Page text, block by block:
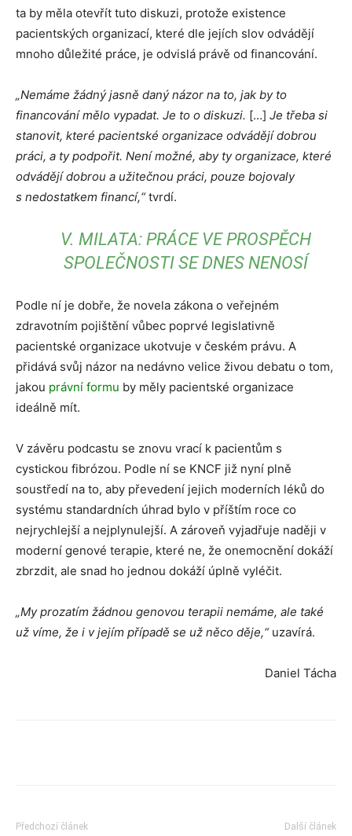
ta by měla otevřít tuto diskuzi, protože existence
pacientských organizací, které dle jejích slov odvádějí
mnoho důležité práce, je odvislá právě od financování.
„Nemáme žádný jasně daný názor na to, jak by to
financování mělo vypadat. Je to o diskuzi. […] Je třeba si
stanovit, které pacientské organizace odvádějí dobrou
práci, a ty podpořit. Není možné, aby ty organizace, které
odvádějí dobrou a užitečnou práci, pouze bojovaly
s nedostatkem financí,“tvrdí.
V. MILATA: PRÁCE VE PROSPĚCH
SPOLEČNOSTI SE DNES NENOSÍ
Podle ní je dobře, že novela zákona o veřejném
zdravotním pojištění vůbec poprvé legislativně
pacientské organizace ukotvuje v českém právu. A
přidává svůj názor na nedávno velice živou debatu o tom,
jakou právní formu by měly pacientské organizace
ideálně mít.
V závěru podcastu se znovu vrací k pacientům s
cystickou fibrózou. Podle ní se KNCF již nyní plně
soustředí na to, aby převedení jejich moderních léků do
systému standardních úhrad bylo v příštím roce co
nejrychlejší a nejplynulejší. A zároveň vyjadřuje naději v
moderní genové terapie, které ne, že onemocnění dokáží
zbrzdit, ale snad ho jednou dokáží úplně vyléčit.
„My prozatím žádnou genovou terapii nemáme, ale také
už víme, že i v jejím případě se už něco děje,“uzavírá.
Daniel Tácha
Předchozí článek Další článek